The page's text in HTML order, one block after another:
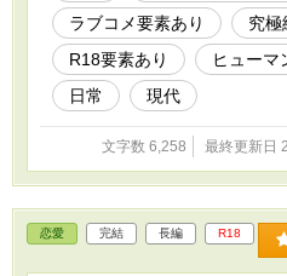
ラブコメ要素あり
究極
R18要素あり
ヒューマ
日常
現代
文字数 6,258 最終更新日
恋愛 完結 長編 R18